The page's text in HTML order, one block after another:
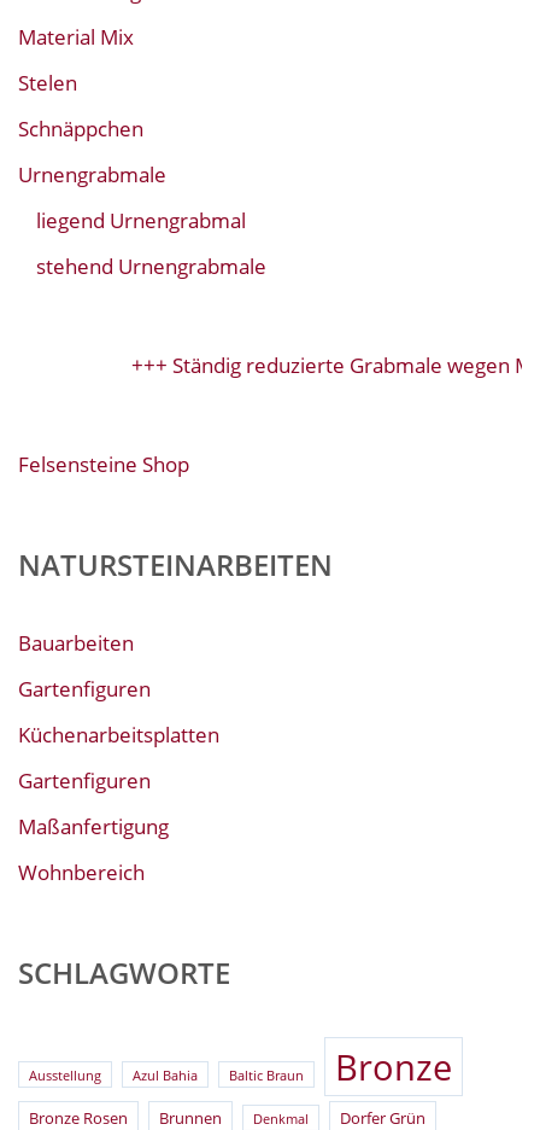
Material Mix
Stelen
Schnäppchen
Urnengrabmale
liegend Urnengrabmal
stehend Urnengrabmale
+++ Ständig reduzierte Grabmale wegen
Felsensteine Shop
NATURSTEINARBEITEN
Bauarbeiten
Gartenfiguren
Küchenarbeitsplatten
Gartenfiguren
Maßanfertigung
Wohnbereich
SCHLAGWORTE
Ausstellung Azul Bahia Baltic Braun Bronze
Bronze Rosen Brunnen Denkmal Dorfer Grün